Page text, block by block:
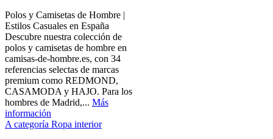
Polos y Camisetas de Hombre |
Estilos Casuales en España
Descubre nuestra colección de
polos y camisetas de hombre en
camisas-de-hombre.es, con 34
referencias selectas de marcas
premium como REDMOND,
CASAMODA y HAJO. Para los
hombres de Madrid,... Más
información
A categoría Ropa interior